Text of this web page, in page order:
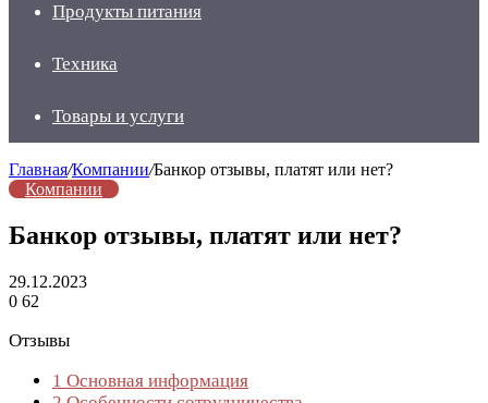
Продукты питания
Техника
Товары и услуги
Главная/Компании/Банкор отзывы, платят или нет?
Компании
Банкор отзывы, платят или нет?
29.12.2023
0 62
Отзывы
1 Основная информация